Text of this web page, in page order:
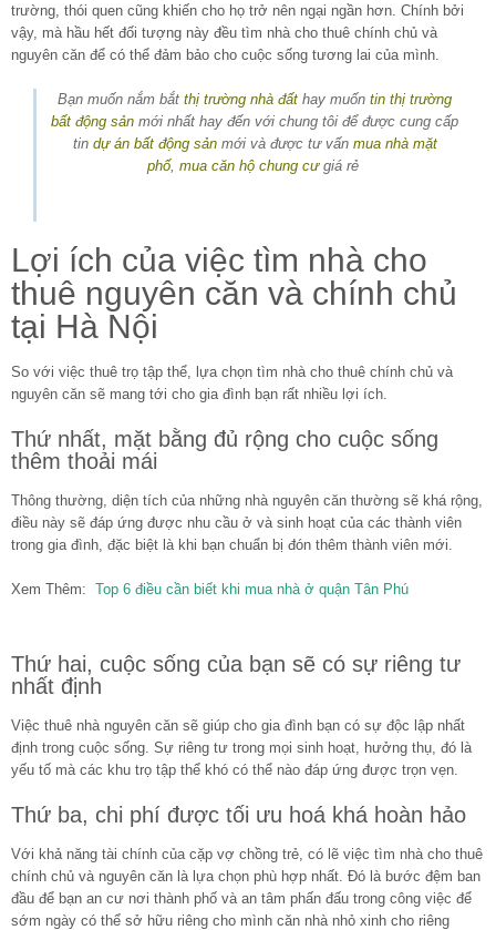
trường, thói quen cũng khiến cho họ trở nên ngại ngần hơn. Chính bởi
vậy, mà hầu hết đối tượng này đều tìm nhà cho thuê chính chủ và
nguyên căn để có thể đảm bảo cho cuộc sống tương lai của mình.
Bạn muốn nắm bắt thị trường nhà đất hay muốn tin thị trường
bất động sản mới nhất hay đến với chung tôi để được cung cấp
tin dự án bất động sảnmới và được tư vấn mua nhà mặt
phố, mua căn hộ chung cưgiá rẻ
Lợi ích của việc tìm nhà cho
thuê nguyên căn và chính chủ
tại Hà Nội
So với việc thuê trọ tập thể, lựa chọn tìm nhà cho thuê chính chủ và
nguyên căn sẽ mang tới cho gia đình bạn rất nhiều lợi ích.
Thứ nhất, mặt bằng đủ rộng cho cuộc sống
thêm thoải mái
Thông thường, diện tích của những nhà nguyên căn thường sẽ khá rộng,
điều này sẽ đáp ứng được nhu cầu ở và sinh hoạt của các thành viên
trong gia đình, đặc biệt là khi bạn chuẩn bị đón thêm thành viên mới.
Xem Thêm: Top 6 điều cần biết khi mua nhà ở quận Tân Phú
Thứ hai, cuộc sống của bạn sẽ có sự riêng tư
nhất định
Việc thuê nhà nguyên căn sẽ giúp cho gia đình bạn có sự độc lập nhất
định trong cuộc sống. Sự riêng tư trong mọi sinh hoạt, hưởng thụ, đó là
yếu tố mà các khu trọ tập thể khó có thể nào đáp ứng được trọn vẹn.
Thứ ba, chi phí được tối ưu hoá khá hoàn hảo
Với khả năng tài chính của cặp vợ chồng trẻ, có lẽ việc tìm nhà cho thuê
chính chủ và nguyên căn là lựa chọn phù hợp nhất. Đó là bước đệm ban
đầu để bạn an cư nơi thành phố và an tâm phấn đấu trong công việc để
sớm ngày có thể sở hữu riêng cho mình căn nhà nhỏ xinh cho riêng